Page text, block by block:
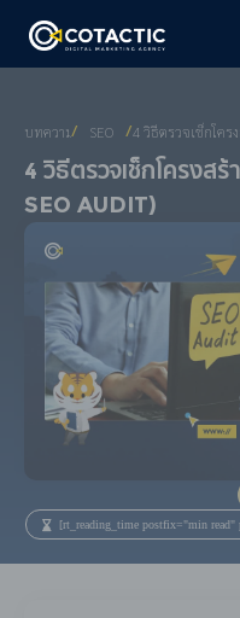
บทความ/ SEO /4 วิธีตรวจเช็กโครง
4 วิธีตรวจเช็กโครง
SEO Audit)
[rt_reading_time postfix="min